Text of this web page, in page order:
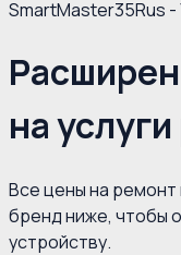
SmartMaster35Rus
на
Все цены на
бренд ниже, чтобы
устройству.